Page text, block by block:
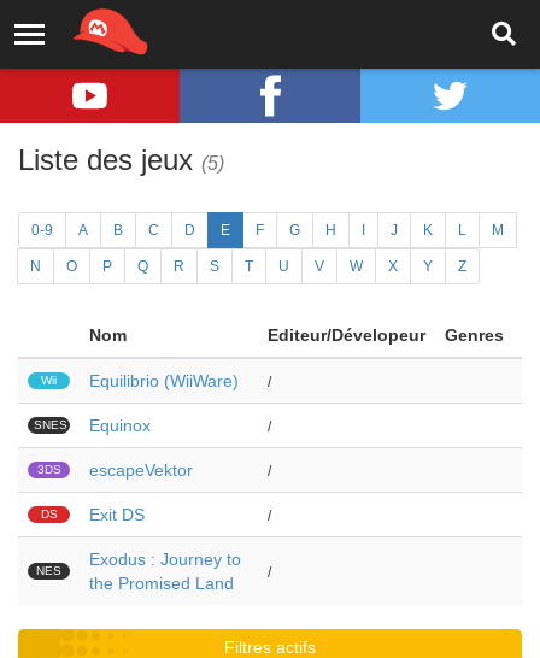
Liste des jeux (5)
0-9 A B C D E F G H J K L M
N O P Q R S T U V W X Y Z
Nom Editeur/Dévelopeur Genres
Wii Equilibrio (WiiWare) /
SNES Equinox /
3DS escapeVektor /
DS Exit DS /
NES
Exodus : Journey to
the Promised Land
/
Filtres actifs